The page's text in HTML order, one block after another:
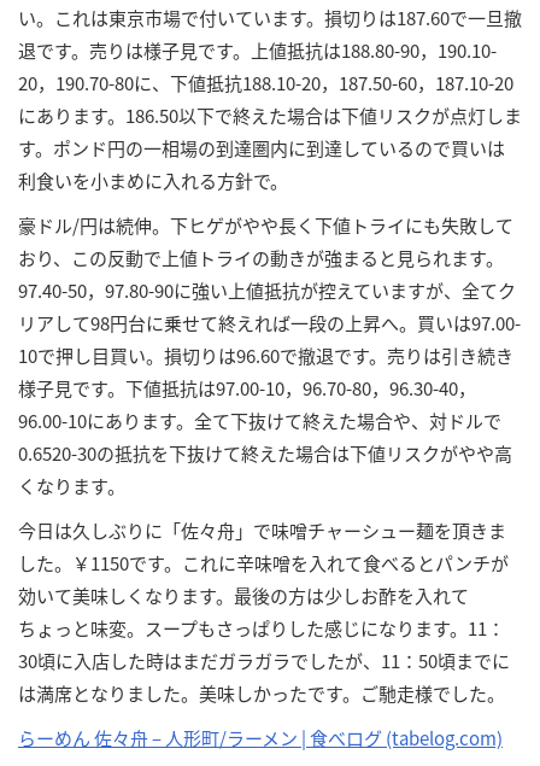
い。これは東京市場で付いています。損切りは187.60で一旦撤
退です。売りは様子見です。上値抵抗は188.80-90，190.10-
20，190.70-80に、下値抵抗188.10-20，187.50-60，187.10-20
にあります。186.50以下で終えた場合は下値リスクが点灯しま
す。ポンド円の一相場の到達圏内に到達しているので買いは
利食いを小まめに入れる方針で。
豪ドル/円は続伸。下ヒゲがやや長く下値トライにも失敗して
おり、この反動で上値トライの動きが強まると見られます。
97.40-50，97.80-90に強い上値抵抗が控えていますが、全てク
リアして98円台に乗せて終えれば一段の上昇へ。買いは97.00-
10で押し目買い。損切りは96.60で撤退です。売りは引き続き
様子見です。下値抵抗は97.00-10，96.70-80，96.30-40，
96.00-10にあります。全て下抜けて終えた場合や、対ドルで
0.6520-30の抵抗を下抜けて終えた場合は下値リスクがやや高
くなります。
今日は久しぶりに「佐々舟」で味噌チャーシュー麺を頂きま
した。￥1150です。これに辛味噌を入れて食べるとパンチが
効いて美味しくなります。最後の方は少しお酢を入れて
ちょっと味変。スープもさっぱりした感じになります。11：
30頃に入店した時はまだガラガラでしたが、11：50頃までに
は満席となりました。美味しかったです。ご馳走様でした。
らーめん 佐々舟 – 人形町/ラーメン | 食べログ (tabelog.com)